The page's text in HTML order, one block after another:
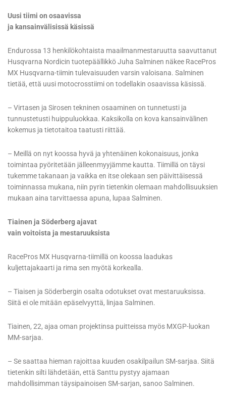
Uusi tiimi on osaavissa
ja kansainvälisissä käsissä
Endurossa 13 henkilökohtaista maailmanmestaruutta saavuttanut
Husqvarna Nordicin tuotepäällikkö Juha Salminen näkee RacePros
MX Husqvarna-tiimin tulevaisuuden varsin valoisana. Salminen
tietää, että uusi motocrosstiimi on todellakin osaavissa käsissä.
– Virtasen ja Sirosen tekninen osaaminen on tunnetusti ja
tunnustetusti huippuluokkaa. Kaksikolla on kova kansainvälinen
kokemus ja tietotaitoa taatusti riittää.
– Meillä on nyt koossa hyvä ja yhtenäinen kokonaisuus, jonka
toimintaa pyöritetään jälleenmyyjämme kautta. Tiimillä on täysi
tukemme takanaan ja vaikka en itse olekaan sen päivittäisessä
toiminnassa mukana, niin pyrin tietenkin olemaan mahdollisuuksien
mukaan aina tarvittaessa apuna, lupaa Salminen.
Tiainen ja Söderberg ajavat
vain voitoista ja mestaruuksista
RacePros MX Husqvarna-tiimillä on koossa laadukas
kuljettajakaarti ja rima sen myötä korkealla.
– Tiaisen ja Söderbergin osalta odotukset ovat mestaruuksissa.
Siitä ei ole mitään epäselvyyttä, linjaa Salminen.
Tiainen, 22, ajaa oman projektinsa puitteissa myös MXGP-luokan
MM-sarjaa.
– Se saattaa hieman rajoittaa kuuden osakilpailun SM-sarjaa. Siitä
tietenkin silti lähdetään, että Santtu pystyy ajamaan
mahdollisimman täysipainoisen SM-sarjan, sanoo Salminen.